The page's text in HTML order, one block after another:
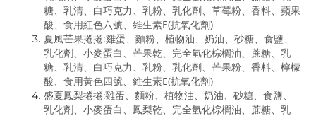
糖、乳清、白巧克力、乳粉、乳化劑、草莓粉、香料、蘋果
酸、食用紅色六號、維生素E(抗氧化劑)
夏風芒果捲捲:雞蛋、麵粉、植物油、奶油、砂糖、食鹽、
乳化劑、小麥蛋白、芒果乾、完全氫化棕櫚油、蔗糖、乳
糖、乳清、白巧克力、乳粉、乳化劑、芒果粉、香料、檸檬
酸、食用黃色四號、維生素E(抗氧化劑)
盛夏鳳梨捲捲:雞蛋、麵粉、植物油、奶油、砂糖、食鹽、
乳化劑、小麥蛋白、鳳梨乾、完全氫化棕櫚油、蔗糖、乳